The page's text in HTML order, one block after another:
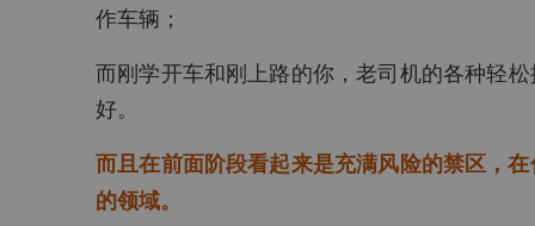
作车辆；
而刚学开车和刚上路的你，老司机的各种轻
好。
而且在前面阶段看起来是充满风险的禁区，
的领域。